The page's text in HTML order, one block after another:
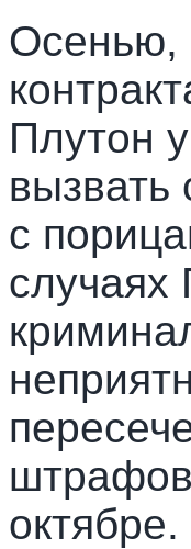
Осенью,
Плутон
вызвать
с
случаях
октябре.